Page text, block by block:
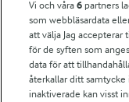
För ägare
Arlas kundportal
Arla.com
Falbygdens Ost
Arla webbshop
Vi och våra6 partners
som webbläsardata
att välja Jag
för de syften som
data för att
återkallar ditt samtycke
inaktiverade kan visst